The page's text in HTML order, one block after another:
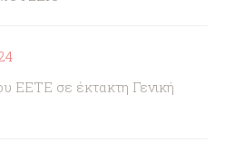
ΕΕΤΕ σε έκτακτη Γενική